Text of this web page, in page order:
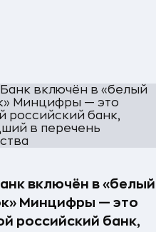
включён в «белый
Минцифры — это
российский банк,